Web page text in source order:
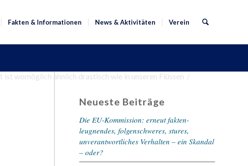
Fakten & Informationen News & Aktivitäten Verein
womöglich ähnlich drastisch wie in unseren Flüssen /
Neueste Beiträge
Die EU-Kommission: erneut fakten-
leugnendes, folgenschweres, stures,
unverantwortliches Verhalten – ein Skandal
– oder?